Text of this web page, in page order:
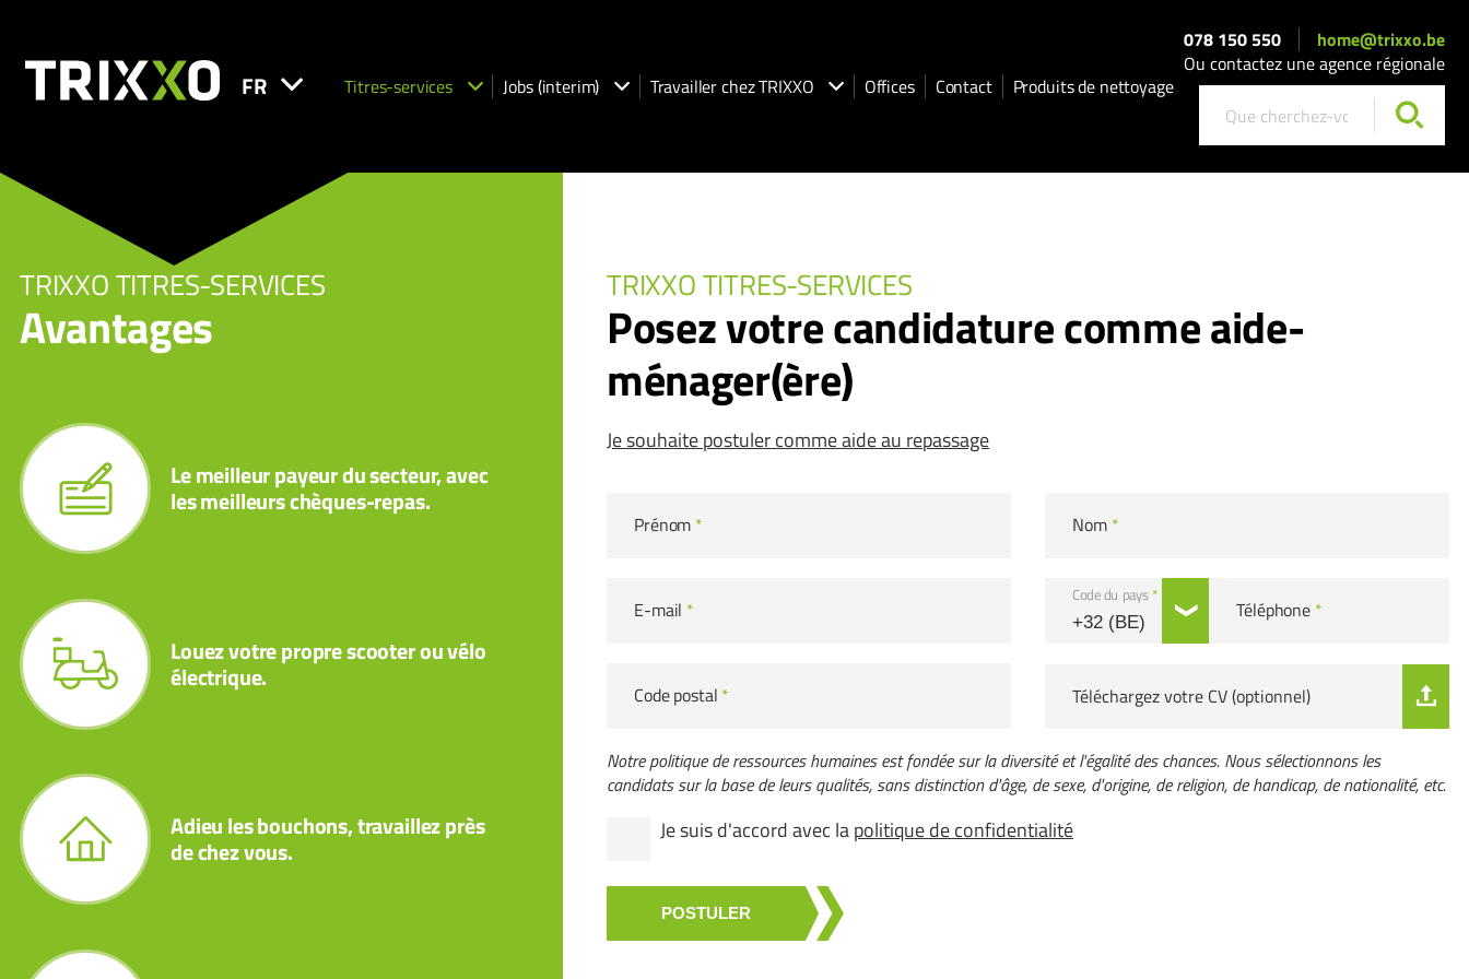
FR Titres-services Jobs (interim) Travailler chez TRIXXO Offices Contact Produits de nettoyage
078 150 550
home@trixxo.be
Ou contactez une agence régionale
TRIXXO TITRES-SERVICES
Avantages
Le meilleur payeur du secteur, avec
les meilleurs chèques-repas.
Louez votre propre scooter ou vélo
électrique.
Adieu les bouchons, travaillez près
de chez vous.
TRIXXO TITRES-SERVICES
Posez votre candidature comme aide-
ménager(ère)
Je souhaite postuler comme aide au repassage
Prénom * Nom *
E-mail *
Code du pays *
Téléphone *
Code postal * Téléchargez votre CV (optionnel)
Notre politique de ressources humaines est fondée sur la diversité et l'égalité des chances. Nous sélectionnons les
candidats sur la base de leurs qualités, sans distinction d'âge, de sexe, d'origine, de religion, de handicap, de nationalité, etc.
Je suis d'accord avec lapolitique de confidentialité
POSTULER